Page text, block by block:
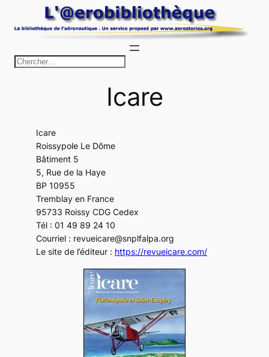
au
c
h
Icare
Icare
Roissypole Le Dôme
Bâtiment 5
5, Rue de la Haye
BP 10955
Tremblay en France
95733 Roissy CDG Cedex
Tél : 01 49 89 24 10
Courriel : revueicare@snplfalpa.org
Le site de l’éditeur : https://revueicare.com/